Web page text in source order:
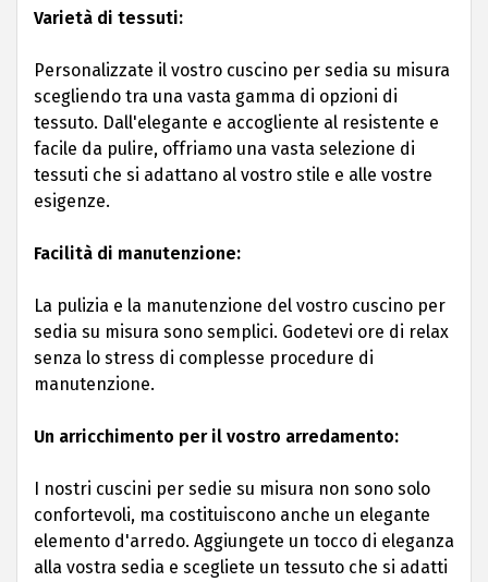
Varietà di tessuti:
Personalizzate il vostro cuscino per sedia su misura
scegliendo tra una vasta gamma di opzioni di
tessuto. Dall'elegante e accogliente al resistente e
facile da pulire, offriamo una vasta selezione di
tessuti che si adattano al vostro stile e alle vostre
esigenze.
Facilità di manutenzione:
La pulizia e la manutenzione del vostro cuscino per
sedia su misura sono semplici. Godetevi ore di relax
senza lo stress di complesse procedure di
manutenzione.
Un arricchimento per il vostro arredamento:
I nostri cuscini per sedie su misura non sono solo
confortevoli, ma costituiscono anche un elegante
elemento d'arredo. Aggiungete un tocco di eleganza
alla vostra sedia e scegliete un tessuto che si adatti